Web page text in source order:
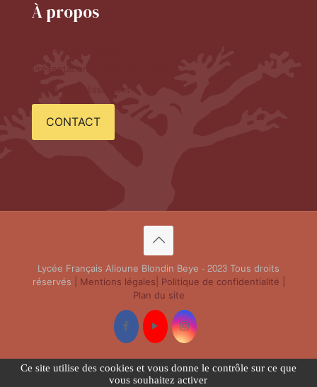
Ce site utilise des cookies et vous donne le contrôle sur ce que
vous souhaitez activer
À propos
CONTACT
Lycée Français Alioune Blondin Beye - 2023 Tous droits
réservés | Mentions légales | Politique de confidentialité
Plan du site